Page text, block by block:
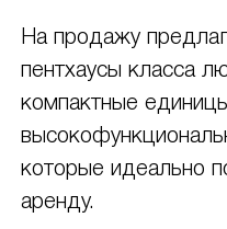
На продажу
пентхаусы класса
компактные
которые идеально
аренду.